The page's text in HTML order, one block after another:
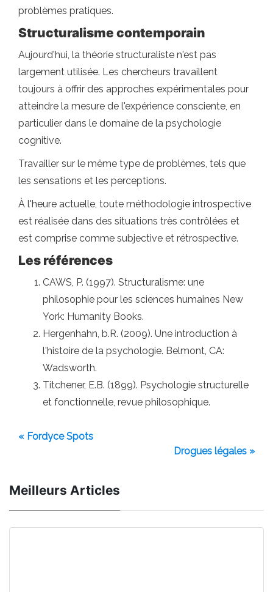
problèmes pratiques.
Structuralisme contemporain
Aujourd'hui, la théorie structuraliste n'est pas
largement utilisée. Les chercheurs travaillent
toujours à offrir des approches expérimentales pour
atteindre la mesure de l'expérience consciente, en
particulier dans le domaine de la psychologie
cognitive.
Travailler sur le même type de problèmes, tels que
les sensations et les perceptions.
À l'heure actuelle, toute méthodologie introspective
est réalisée dans des situations très contrôlées et
est comprise comme subjective et rétrospective.
Les références
CAWS, P. (1997). Structuralisme: une
philosophie pour les sciences humaines New
York: Humanity Books.
Hergenhahn, b.R. (2009). Une introduction à
l'histoire de la psychologie. Belmont, CA:
Wadsworth.
Titchener, E.B. (1899). Psychologie structurelle
et fonctionnelle, revue philosophique.
« Fordyce Spots
Drogues légales »
Meilleurs Articles